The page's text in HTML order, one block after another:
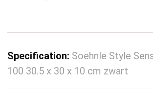
Specification: Soehnle Style
100 30.5 x 30 x 10 cm zwart